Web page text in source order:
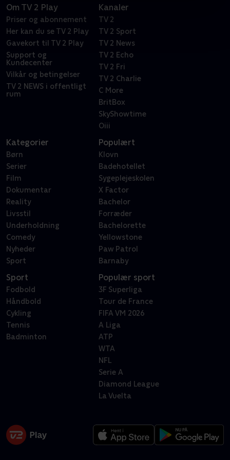
Om TV 2 Play
Priser og abonnement
Her kan du se TV 2 Play
Gavekort til TV 2 Play
Support og
Kundecenter
Vilkår og betingelser
TV 2 NEWS i offentligt
rum
Kanaler
TV 2
TV 2 Sport
TV 2 News
TV 2 Echo
TV 2 Fri
TV 2 Charlie
C More
BritBox
SkyShowtime
Oiii
Kategorier
Børn
Serier
Film
Dokumentar
Reality
Livsstil
Underholdning
Comedy
Nyheder
Sport
Populært
Klovn
Badehotellet
Sygeplejeskolen
X Factor
Bachelor
Forræder
Bachelorette
Yellowstone
Paw Patrol
Barnaby
Sport
Fodbold
Håndbold
Cykling
Tennis
Badminton
Populær sport
3F Superliga
Tour de France
FIFA VM 2026
A Liga
ATP
WTA
NFL
Serie A
Diamond League
La Vuelta